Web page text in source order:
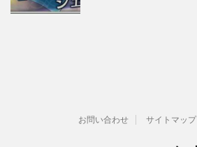
お問い合わせ サイトマップ